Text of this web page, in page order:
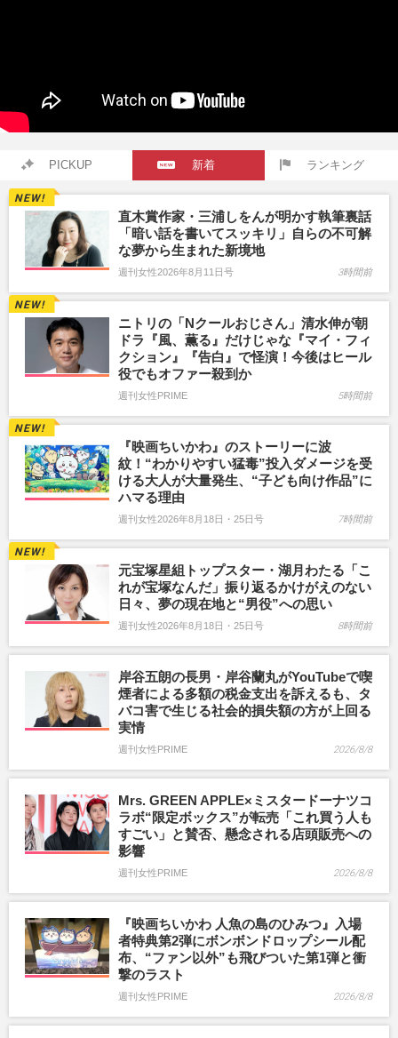
PICKUP 新着 ランキング
直木賞作家・三浦しをんが明かす執筆裏話
「暗い話を書いてスッキリ」自らの不可解
な夢から生まれた新境地
週刊女性2026年8月11日号 3時間前
ニトリの「Nクールおじさん」清水伸が朝
ドラ『風、薫る』だけじゃな『マイ・フィ
クション』『告白』で怪演！今後はヒール
役でもオファー殺到か
週刊女性PRIME 5時間前
『映画ちいかわ』のストーリーに波
紋！“わかりやすい猛毒”投入ダメージを受
ける大人が大量発生、“子ども向け作品”に
ハマる理由
週刊女性2026年8月18日・25日号 7時間前
元宝塚星組トップスター・湖月わたる「こ
れが宝塚なんだ」振り返るかけがえのない
日々、夢の現在地と“男役”への思い
週刊女性2026年8月18日・25日号 8時間前
岸谷五朗の長男・岸谷蘭丸がYouTubeで喫
煙者による多額の税金支出を訴えるも、タ
バコ害で生じる社会的損失額の方が上回る
実情
週刊女性PRIME 2026/8/8
Mrs. GREEN APPLE×ミスタードーナツコ
ラボ“限定ボックス”が転売「これ買う人も
すごい」と賛否、懸念される店頭販売への
影響
週刊女性PRIME 2026/8/8
『映画ちいかわ 人魚の島のひみつ』入場
者特典第2弾にボンボンドロップシール配
布、“ファン以外”も飛びついた第1弾と衝
撃のラスト
週刊女性PRIME 2026/8/8